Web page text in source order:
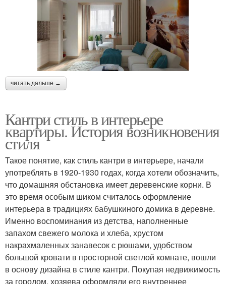
читать дальше →
Кантри стиль в интерьере
квартиры. История возникновения
стиля
Такое понятие, как стиль кантри в интерьере, начали
употреблять в 1920-1930 годах, когда хотели обозначить,
что домашняя обстановка имеет деревенские корни. В
это время особым шиком считалось оформление
интерьера в традициях бабушкиного домика в деревне.
Именно воспоминания из детства, наполненные
запахом свежего молока и хлеба, хрустом
накрахмаленных занавесок с рюшами, удобством
большой кровати в просторной светлой комнате, вошли
в основу дизайна в стиле кантри. Покупая недвижимость
за городом, хозяева оформляли его внутреннее